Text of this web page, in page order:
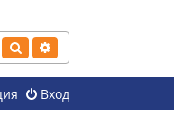
Поиск
Вход